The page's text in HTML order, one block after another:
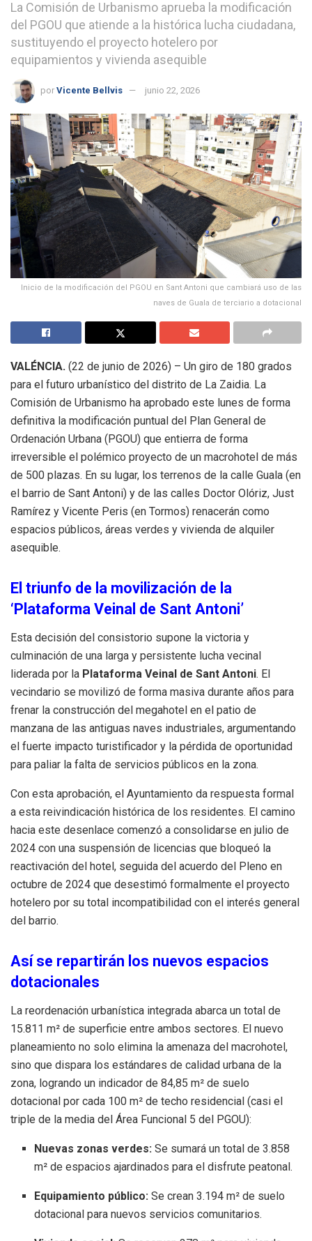
La Comisión de Urbanismo aprueba la modificación
del PGOU que atiende a la histórica lucha ciudadana,
sustituyendo el proyecto hotelero por
equipamientos y vivienda asequible
por Vicente Bellvis junio 22, 2026
Inicio de la modificación del PGOU en Sant Antoni que cambiará uso de las
naves de Guala de terciario a dotacional
VALÉNCIA. (22 de junio de 2026) – Un giro de 180 grados
para el futuro urbanístico del distrito de La Zaidia. La
Comisión de Urbanismo ha aprobado este lunes de forma
definitiva la modificación puntual del Plan General de
Ordenación Urbana (PGOU) que entierra de forma
irreversible el polémico proyecto de un macrohotel de más
de 500 plazas. En su lugar, los terrenos de la calle Guala (en
el barrio de Sant Antoni) y de las calles Doctor Olóriz, Just
Ramírez y Vicente Peris (en Tormos) renacerán como
espacios públicos, áreas verdes y vivienda de alquiler
asequible.
El triunfo de la movilización de la
‘Plataforma Veinal de Sant Antoni’
Esta decisión del consistorio supone la victoria y
culminación de una larga y persistente lucha vecinal
liderada por la Plataforma Veinal de Sant Antoni. El
vecindario se movilizó de forma masiva durante años para
frenar la construcción del megahotel en el patio de
manzana de las antiguas naves industriales, argumentando
el fuerte impacto turistificador y la pérdida de oportunidad
para paliar la falta de servicios públicos en la zona.
Con esta aprobación, el Ayuntamiento da respuesta formal
a esta reivindicación histórica de los residentes. El camino
hacia este desenlace comenzó a consolidarse en julio de
2024 con una suspensión de licencias que bloqueó la
reactivación del hotel, seguida del acuerdo del Pleno en
octubre de 2024 que desestimó formalmente el proyecto
hotelero por su total incompatibilidad con el interés general
del barrio.
Así se repartirán los nuevos espacios
dotacionales
La reordenación urbanística integrada abarca un total de
15.811 m² de superficie entre ambos sectores. El nuevo
planeamiento no solo elimina la amenaza del macrohotel,
sino que dispara los estándares de calidad urbana de la
zona, logrando un indicador de 84,85 m² de suelo
dotacional por cada 100 m² de techo residencial (casi el
triple de la media del Área Funcional 5 del PGOU):
Nuevas zonas verdes: Se sumará un total de 3.858
m² de espacios ajardinados para el disfrute peatonal.
Equipamiento público: Se crean 3.194 m² de suelo
dotacional para nuevos servicios comunitarios.